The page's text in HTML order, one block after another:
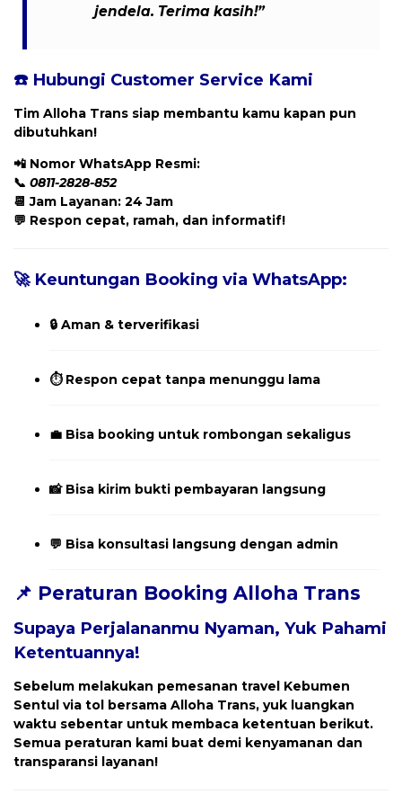
jendela. Terima kasih!”
☎️ Hubungi Customer Service Kami
Tim Alloha Trans siap membantu kamu kapan pun
dibutuhkan!
📲 Nomor WhatsApp Resmi:
📞 0811-2828-852
📆 Jam Layanan: 24 Jam
💬 Respon cepat, ramah, dan informatif!
🚀 Keuntungan Booking via WhatsApp:
🔒 Aman & terverifikasi
⏱️ Respon cepat tanpa menunggu lama
💼 Bisa booking untuk rombongan sekaligus
📸 Bisa kirim bukti pembayaran langsung
💬 Bisa konsultasi langsung dengan admin
📌 Peraturan Booking Alloha Trans
Supaya Perjalananmu Nyaman, Yuk Pahami
Ketentuannya!
Sebelum melakukan pemesanan travel Kebumen
Sentul via tol bersama Alloha Trans, yuk luangkan
waktu sebentar untuk membaca ketentuan berikut.
Semua peraturan kami buat demi kenyamanan dan
transparansi layanan!